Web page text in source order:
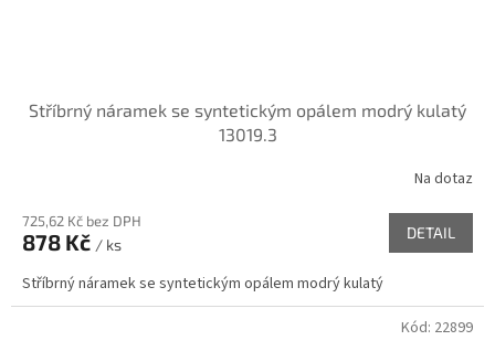
Stříbrný náramek se syntetickým opálem modrý kulatý
13019.3
Na dotaz
725,62 Kč bez DPH
878 Kč / ks
DETAIL
Stříbrný náramek se syntetickým opálem modrý kulatý
Kód: 22899